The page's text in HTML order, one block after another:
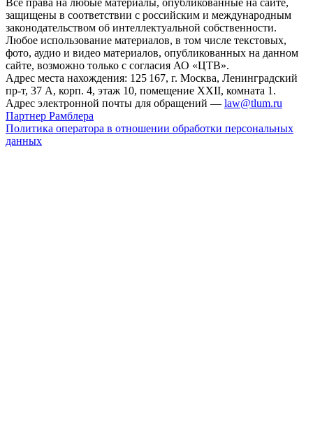
защищены в соответствии с российским и международным
законодательством об интеллектуальной собственности.
Любое использование материалов, в том числе текстовых,
фото, аудио и видео материалов, опубликованных на данном
сайте, возможно только с согласия АО «ЦТВ».
Адрес места нахождения: 125 167, г. Москва, Ленинградский
пр-т, 37 А, корп. 4, этаж 10, помещение XXII, комната 1.
Адрес электронной почты для обращений — law@tlum.ru
Партнер Рамблера
Политика оператора в отношении обработки персональных
данных